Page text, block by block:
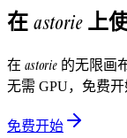
在 astorie上
在 astorie 的无限画
无需 GPU，免费开
免费开始